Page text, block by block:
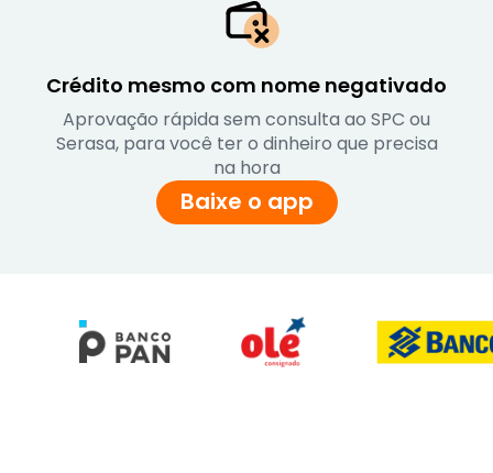
Crédito mesmo com nome negativado
Aprovação rápida sem consulta ao SPC ou
Serasa, para você ter o dinheiro que precisa
na hora
Baixe o app